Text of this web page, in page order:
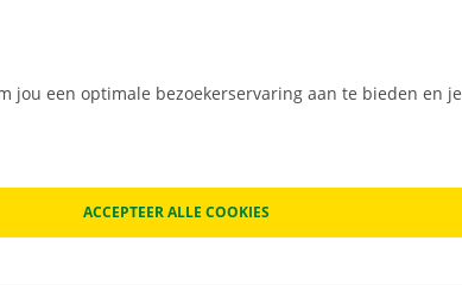
via de
jou een optimale bezoekerservaring aan te bieden en je
ACCEPTEER ALLE COOKIES